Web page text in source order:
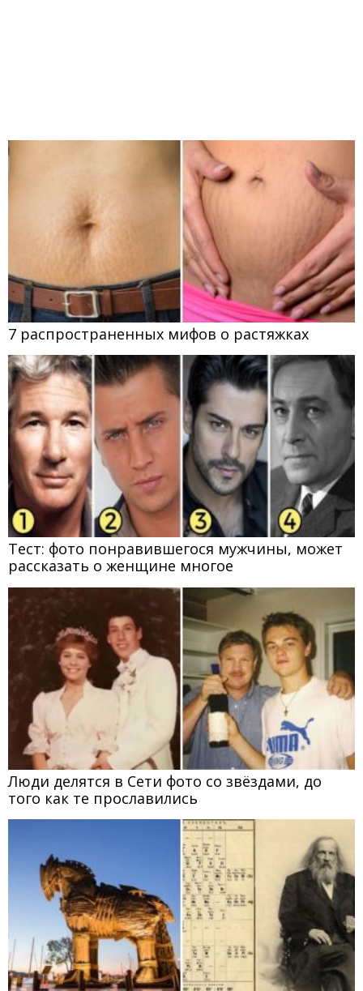
7 распространенных мифов о растяжках
Тест: фото понравившегося мужчины, может
рассказать о женщине многое
Люди делятся в Сети фото со звёздами, до
того как те прославились